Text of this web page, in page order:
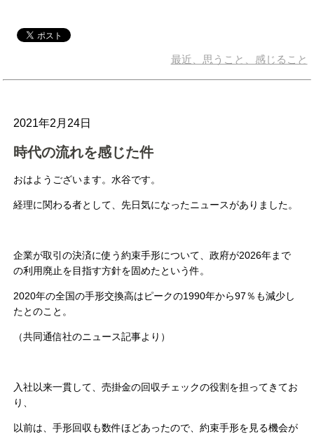
最近、思うこと、感じること
2021年2月24日
時代の流れを感じた件
おはようございます。水谷です。
経理に関わる者として、先日気になったニュースがありました。
企業が取引の決済に使う約束手形について、政府が2026年まで
の利用廃止を目指す方針を固めたという件。
2020年の全国の手形交換高はピークの1990年から97％も減少し
たとのこと。
（共同通信社のニュース記事より）
入社以来一貫して、売掛金の回収チェックの役割を担ってきてお
り、
以前は、手形回収も数件ほどあったので、約束手形を見る機会が